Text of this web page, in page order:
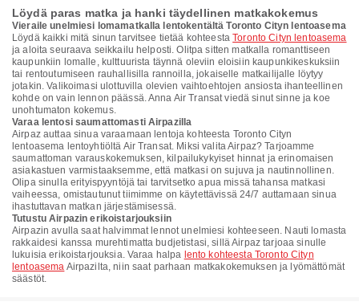
Löydä paras matka ja hanki täydellinen matkakokemus
Vieraile unelmiesi lomamatkalla lentokentältä Toronto Cityn lentoasema
Löydä kaikki mitä sinun tarvitsee tietää kohteestaToronto Cityn lentoasema
ja aloita seuraava seikkailu helposti. Olitpa sitten matkalla romanttiseen
kaupunkiin lomalle, kulttuurista täynnä oleviin eloisiin kaupunkikeskuksiin
tai rentoutumiseen rauhallisilla rannoilla, jokaiselle matkailijalle löytyy
jotakin. Valikoimasi ulottuvilla olevien vaihtoehtojen ansiosta ihanteellinen
kohde on vain lennon päässä. Anna Air Transat viedä sinut sinne ja koe
unohtumaton kokemus.
Varaa lentosi saumattomasti Airpazilla
Airpaz auttaa sinua varaamaan lentoja kohteesta Toronto Cityn
lentoasema lentoyhtiöltä Air Transat. Miksi valita Airpaz? Tarjoamme
saumattoman varauskokemuksen, kilpailukykyiset hinnat ja erinomaisen
asiakastuen varmistaaksemme, että matkasi on sujuva ja nautinnollinen.
Olipa sinulla erityispyyntöjä tai tarvitsetko apua missä tahansa matkasi
vaiheessa, omistautunut tiimimme on käytettävissä 24/7 auttamaan sinua
ihastuttavan matkan järjestämisessä.
Tutustu Airpazin erikoistarjouksiin
Airpazin avulla saat halvimmat lennot unelmiesi kohteeseen. Nauti lomasta
rakkaidesi kanssa murehtimatta budjetistasi, sillä Airpaz tarjoaa sinulle
lukuisia erikoistarjouksia. Varaa halpa lento kohteesta Toronto Cityn
lentoasema Airpazilta, niin saat parhaan matkakokemuksen ja lyömättömät
säästöt.